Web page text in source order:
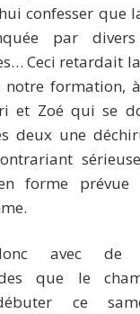
confesser que
par divers
Ceci retardait
notre formation,
et Zoé qui se
deux une
forme prévue
avec de
que le
ce